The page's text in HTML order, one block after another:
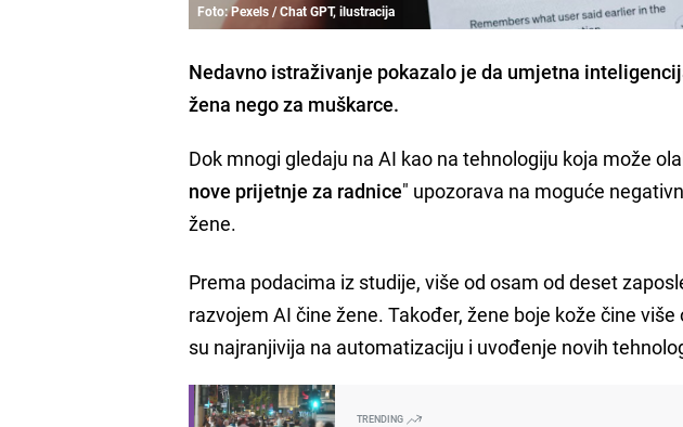
Foto: Pexels / Chat GPT, ilustracija
Nedavno istraživanje pokazalo je da umjetna
žena nego za muškarce.
Dok mnogi gledaju na AI kao na tehnologiju koja može
nove prijetnje za radnice" upozorava na moguće
žene.
Prema podacima iz studije, više od osam od deset
razvojem AI čine žene. Također, žene boje kože čine
su najranjivija na automatizaciju i uvođenje novih
TRENDING